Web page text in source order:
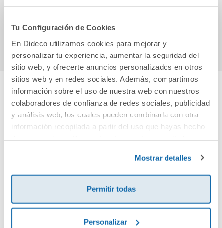
Tu Configuración de Cookies
En Dideco utilizamos cookies para mejorar y
personalizar tu experiencia, aumentar la seguridad del
sitio web, y ofrecerte anuncios personalizados en otros
sitios web y en redes sociales. Además, compartimos
información sobre el uso de nuestra web con nuestros
colaboradores de confianza de redes sociales, publicidad
y análisis web, los cuales pueden combinarla con otra
información recopilada a partir del uso que hayas hecho
Mostrar detalles
Permitir todas
Personalizar
Comprar
Cuéntanos tu opinión
¡Sé el primero en valorar este producto!